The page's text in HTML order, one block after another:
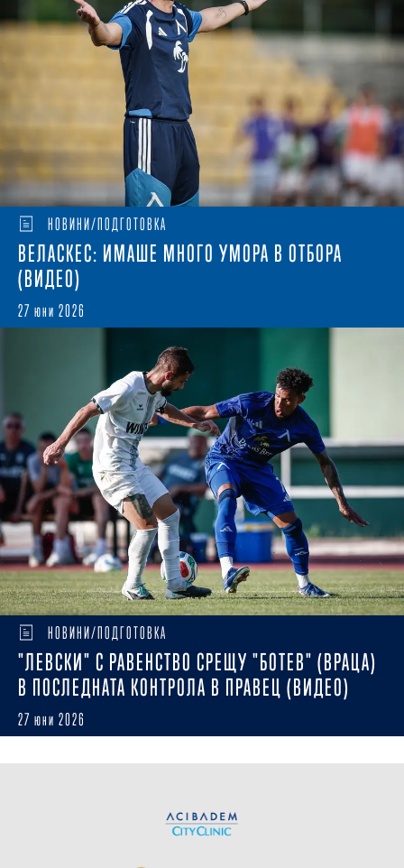
НОВИНИ/ПОДГОТОВКА
ВЕЛАСКЕС: ИМАШЕ МНОГО УМОРА В ОТБОРА
(ВИДЕО)
27 юни 2026
НОВИНИ/ПОДГОТОВКА
"ЛЕВСКИ" С РАВЕНСТВО СРЕЩУ "БОТЕВ" (ВРАЦА)
В ПОСЛЕДНАТА КОНТРОЛА В ПРАВЕЦ (ВИДЕО)
27 юни 2026